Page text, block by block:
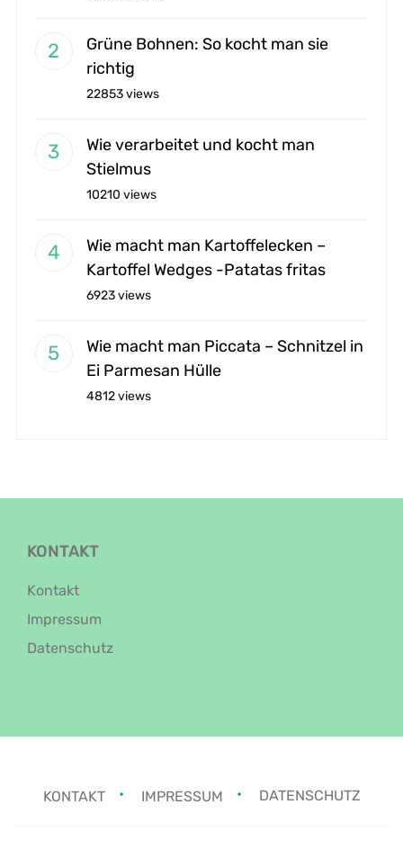
Grüne Bohnen: So kocht man sie
richtig
22853 views
Wie verarbeitet und kocht man
Stielmus
10210 views
Wie macht man Kartoffelecken –
Kartoffel Wedges -Patatas fritas
6923 views
Wie macht man Piccata – Schnitzel in
Ei Parmesan Hülle
4812 views
KONTAKT
Kontakt
Impressum
Datenschutz
KONTAKT IMPRESSUM DATENSCHUTZ